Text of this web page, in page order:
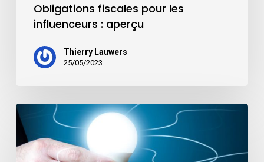
Obligations fiscales pour les
influenceurs : aperçu
Thierry Lauwers
25/05/2023